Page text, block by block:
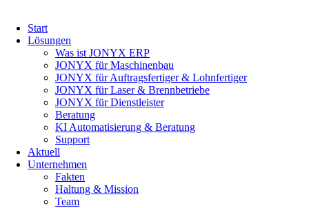
überspringen
Start
Lösungen
Was ist JONYX ERP
JONYX für Maschinenbau
JONYX für Auftragsfertiger & Lohnfertiger
JONYX für Laser & Brennbetriebe
JONYX für Dienstleister
Beratung
KI Automatisierung & Beratung
Support
Aktuell
Unternehmen
Fakten
Haltung & Mission
Team